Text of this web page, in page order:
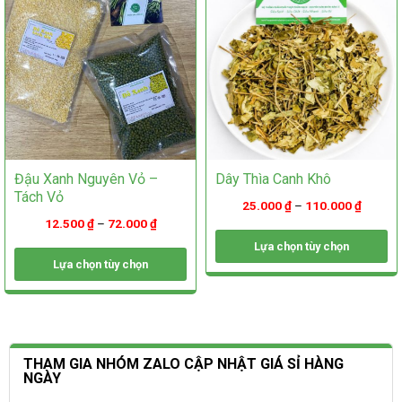
được
chọn
trên
trang
sản
phẩm
chọn
trên
trang
sản
phẩm
Đậu Xanh Nguyên Vỏ –
Tách Vỏ
12.500₫– 72.000₫
Lựa chọn tùy chọn
Sản
có
nhiều
biến
Dây Thìa Canh Khô
25.000₫– 110.000₫
Lựa chọn tùy chọn
Sản
nhiều
biến
thể.
THAM GIA NHÓM ZALO CẬP NHẬT GIÁ SỈ HÀNG
NGÀY